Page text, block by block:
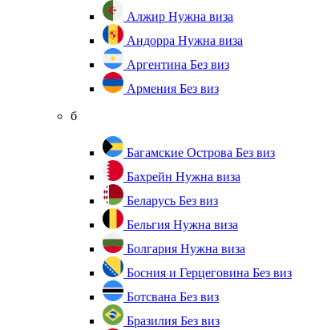
Алжир Нужна виза
Андорра Нужна виза
Аргентина Без виз
Армения Без виз
б
Багамские Острова Без виз
Бахрейн Нужна виза
Беларусь Без виз
Бельгия Нужна виза
Болгария Нужна виза
Босния и Герцеговина Без виз
Ботсвана Без виз
Бразилия Без виз